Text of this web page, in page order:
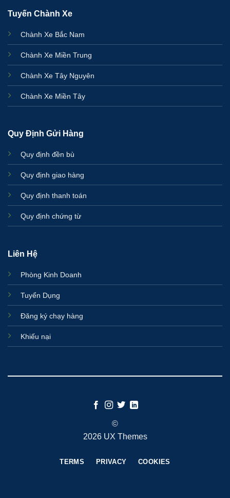
Tuyến Chành Xe
Chành Xe Bắc Nam
Chành Xe Miền Trung
Chành Xe Tây Nguyên
Chành Xe Miền Tây
Quy Định Gửi Hàng
Quy định đền bù
Quy định giao hàng
Quy định thanh toán
Quy định chứng từ
Liên Hệ
Phòng Kinh Doanh
Tuyển Dụng
Đăng ký chạy hàng
Khiếu nại
©
2026 UX Themes
TERMS PRIVACY COOKIES